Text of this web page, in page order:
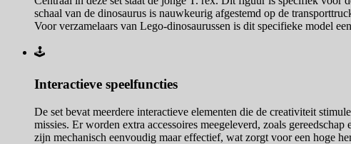
schaal van de dinosaurus is nauwkeurig afgestemd op de
Voor verzamelaars van Lego-dinosaurussen is dit specifieke model
🕹️
Interactieve speelfuncties
De set bevat meerdere interactieve elementen die de creativiteit
missies. Er worden extra accessoires meegeleverd, zoals
zijn mechanisch eenvoudig maar effectief, wat zorgt voor een hoge